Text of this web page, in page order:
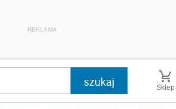
REKLAMA
Sklep